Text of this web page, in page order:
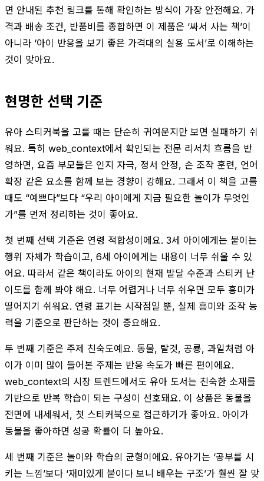
면 안내된 추천 링크를 통해 확인하는 방식이 가장 안전해요. 가
격과 배송 조건, 반품비를 종합하면 이 제품은 ‘싸서 사는 책’이
아니라 ‘아이 반응을 보기 좋은 가격대의 실용 도서’로 이해하는
것이 맞아요.
현명한 선택 기준
유아 스티커북을 고를 때는 단순히 귀여운지만 보면 실패하기 쉬
워요. 특히 web_context에서 확인되는 전문 리서치 흐름을 반
영하면, 요즘 부모들은 인지 자극, 정서 안정, 손 조작 훈련, 언어
확장 같은 요소를 함께 보는 경향이 강해요. 그래서 이 책을 고를
때도 “예쁘다”보다 “우리 아이에게 지금 필요한 놀이가 무엇인
가”를 먼저 정리하는 것이 좋아요.
첫 번째 선택 기준은 연령 적합성이에요. 3세 아이에게는 붙이는
행위 자체가 학습이고, 6세 아이에게는 내용이 너무 쉬울 수 있
어요. 따라서 같은 책이라도 아이의 현재 발달 수준과 스티커 난
이도를 함께 봐야 해요. 너무 어렵거나 너무 쉬우면 모두 흥미가
떨어지기 쉬워요. 연령 표기는 시작점일 뿐, 실제 흥미와 조작 능
력을 기준으로 판단하는 것이 중요해요.
두 번째 기준은 주제 친숙도예요. 동물, 탈것, 공룡, 과일처럼 아
이가 이미 많이 들어본 주제는 반응 속도가 빠른 편이에요.
web_context의 시장 트렌드에서도 유아 도서는 친숙한 소재를
기반으로 반복 학습이 되는 구성이 선호돼요. 이 상품은 동물을
전면에 내세워서, 첫 스티커북으로 접근하기가 좋아요. 아이가
동물을 좋아하면 성공 확률이 더 높아요.
세 번째 기준은 놀이와 학습의 균형이에요. 유아기는 ‘공부를 시
키는 느낌’보다 ‘재미있게 붙이다 보니 배우는 구조’가 훨씬 잘 맞